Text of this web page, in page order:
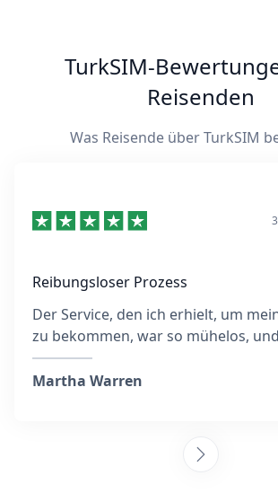
TurkSIM-
Reisenden
Was Reisende über TurkSIM
Reibungsloser Prozess
Der Service, den ich erhielt, um
zu bekommen, war so mühelos, und
obwohl ich möglicherweise die
Mail-Adresse eingegeben hatte,
Anweisungen zur Aktivierung der
stellten sicher, dass ich verbunden
Martha Warren